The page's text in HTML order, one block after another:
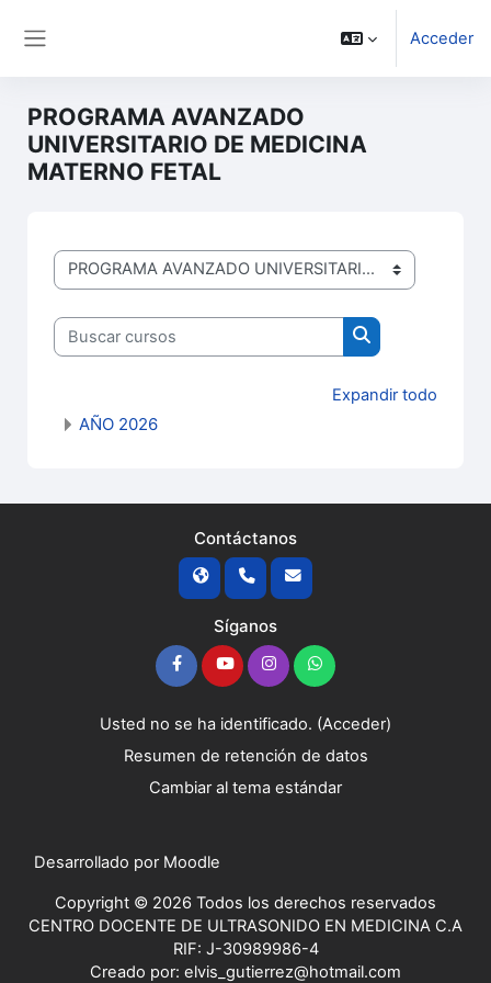
Acceder
PROGRAMA AVANZADO
UNIVERSITARIO DE MEDICINA
MATERNO FETAL
DIPLOMADOS
Buscar cursos
Buscar cursos
Expandir todo
AÑO 2026
Contáctanos
Síganos
Usted no se ha identificado. (Acceder)
Resumen de retención de datos
Cambiar al tema estándar
Desarrollado por Moodle
Copyright © 2026 Todos los derechos reservados
CENTRO DOCENTE DE ULTRASONIDO EN MEDICINA C.A
RIF: J-30989986-4
Creado por: elvis_gutierrez@hotmail.com